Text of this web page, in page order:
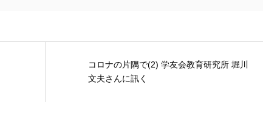
コロナの片隅で(2) 学友会教育研究所 堀川
文夫さんに訊く